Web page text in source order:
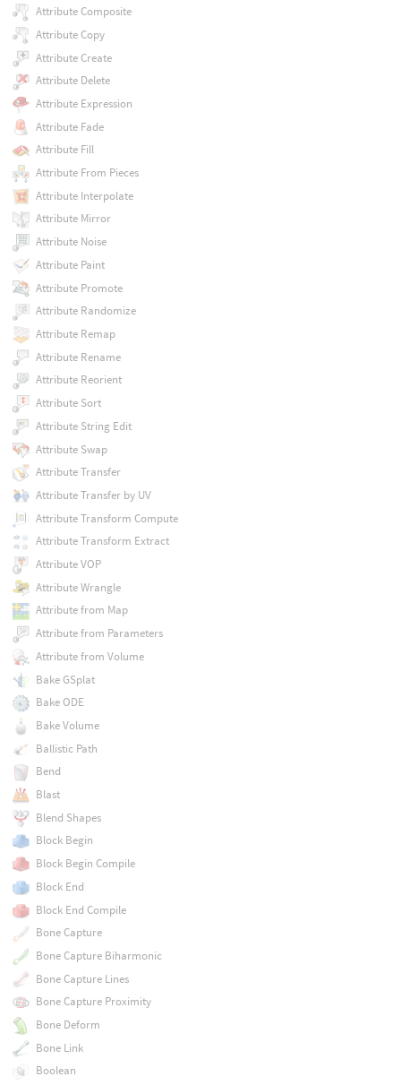
Attribute Composite
Attribute Copy
Attribute Create
Attribute Delete
Attribute Expression
Attribute Fade
Attribute Fill
Attribute From Pieces
Attribute Interpolate
Attribute Mirror
Attribute Noise
Attribute Paint
Attribute Promote
Attribute Randomize
Attribute Remap
Attribute Rename
Attribute Reorient
Attribute Sort
Attribute String Edit
Attribute Swap
Attribute Transfer
Attribute Transfer by UV
Attribute Transform Compute
Attribute Transform Extract
Attribute VOP
Attribute Wrangle
Attribute from Map
Attribute from Parameters
Attribute from Volume
Bake GSplat
Bake ODE
Bake Volume
Ballistic Path
Bend
Blast
Blend Shapes
Block Begin
Block Begin Compile
Block End
Block End Compile
Bone Capture
Bone Capture Biharmonic
Bone Capture Lines
Bone Capture Proximity
Bone Deform
Bone Link
Boolean